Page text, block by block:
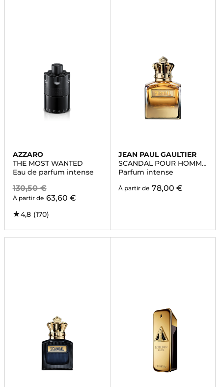
AZZARO
THE MOST WANTED
Eau de parfum intense
130,50 €
À partir de 63,60 €
4,8 (170)
JEAN PAUL GAULTIER
SCANDAL POUR HOMME
ABSOLU
Parfum intense
À partir de 78,00 €